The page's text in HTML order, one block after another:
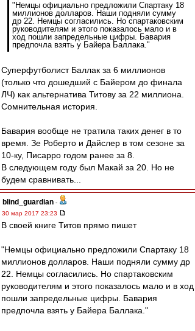
"Немцы официально предложили Спартаку 18
миллионов долларов. Наши подняли сумму
др 22. Немцы согласились. Но спартаковским
руководителям и этого показалось мало и в
ход пошли запредельные цифры. Бавария
предпочла взять у Байера Баллака."
Суперфутболист Баллак за 6 миллионов
(только что дошедший с Байером до финала
ЛЧ) как альтернатива Титову за 22 миллиона.
Сомнительная история.
Бавария вообще не тратила таких денег в то
время. Зе Роберто и Дайслер в том сезоне за
10-ку, Писарро годом ранее за 8.
В следующем году был Макай за 20. Но не
будем сравнивать...
blind_guardian -
30 мар 2017 23:23
В своей книге Титов прямо пишет
"Немцы официально предложили Спартаку 18
миллионов долларов. Наши подняли сумму др
22. Немцы согласились. Но спартаковским
руководителям и этого показалось мало и в ход
пошли запредельные цифры. Бавария
предпочла взять у Байера Баллака."